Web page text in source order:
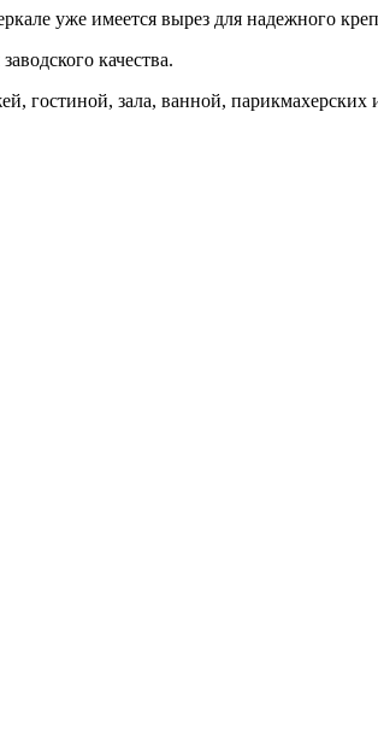
уже имеется вырез для надежного
качества.
гостиной, зала, ванной,